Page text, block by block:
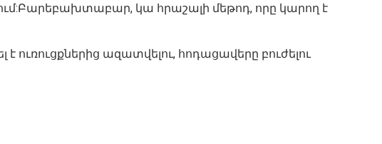
կա հրաշալի մեթոդ, որը կարող է
ազատվելու, հոդացավերը բուժելու